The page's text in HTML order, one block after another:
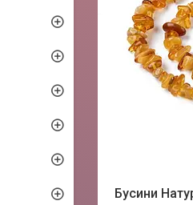
Бусини